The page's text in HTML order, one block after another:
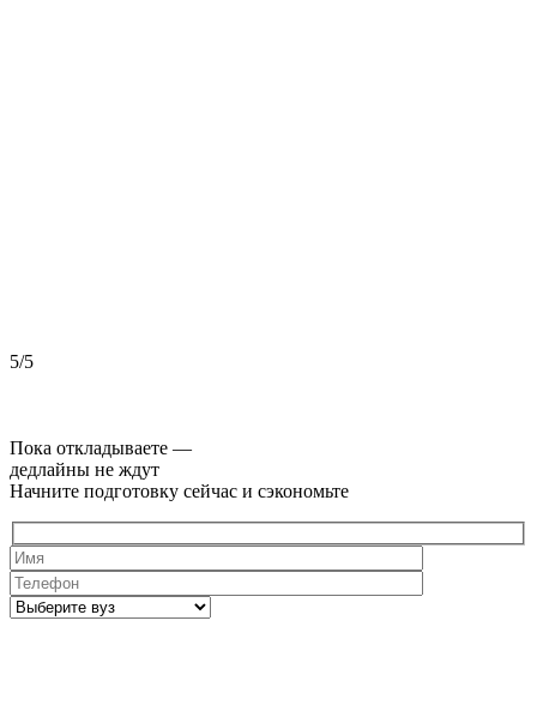
5/5
Пока откладываете —
дедлайны не ждут
Начните подготовку сейчас и сэкономьте